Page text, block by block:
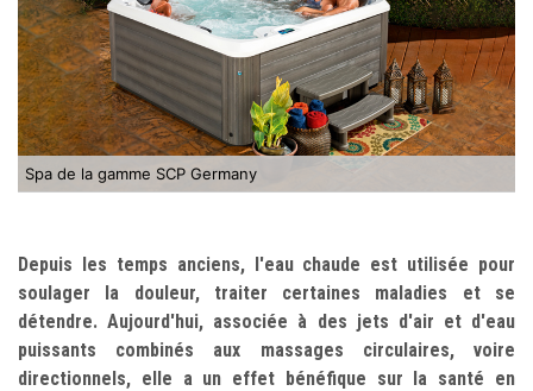
Spa de la gamme SCP Germany
Depuis les temps anciens, l'eau chaude est utilisée pour
soulager la douleur, traiter certaines maladies et se
détendre. Aujourd'hui, associée à des jets d'air et d'eau
puissants combinés aux massages circulaires, voire
directionnels, elle a un effet bénéfique sur la santé en